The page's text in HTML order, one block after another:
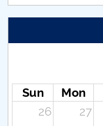
Sun Mon
26
27